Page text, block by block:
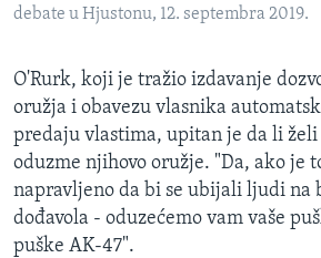
debate u Hjustonu, 12. septembra 2019.
O'Rurk, koji je tražio izdavanje
oružja i obavezu vlasnika
predaju vlastima, upitan je da li
oduzme njihovo oružje. "Da, ako je
napravljeno da bi se ubijali ljudi na
dođavola - oduzećemo vam vaše
puške AK-47".